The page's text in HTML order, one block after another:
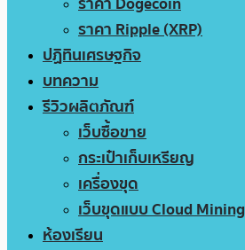
ราคา Ripple (XRP)
ปฏิทินเศรษฐกิจ
บทความ
รีวิวผลิตภัณฑ์
เว็บซื้อขาย
กระเป๋าเก็บเหรียญ
เครื่องขุด
เว็บขุดแบบ Cloud Mining
ห้องเรียน